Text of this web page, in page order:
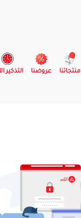
منتجاتنا عروضنا التذكير